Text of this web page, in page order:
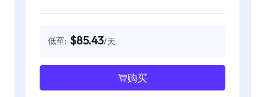
低至: $85.43/天
购买